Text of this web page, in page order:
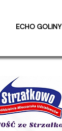
ECHO GOLINY